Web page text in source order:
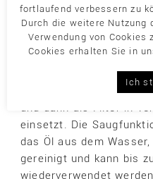
Wir suchten
abgeschnittenen
entdeckten die
uns der französische
(faire Friseure) aus
in alte Nylonstrümpfe
und dann als Filter in
einsetzt. Die
das Öl aus dem
gereinigt und kann bis
wiederverwendet
fortlaufend verbessern zu
Durch die weitere Nutzung
Verwendung von
Cookies erhalten Sie in
Ich